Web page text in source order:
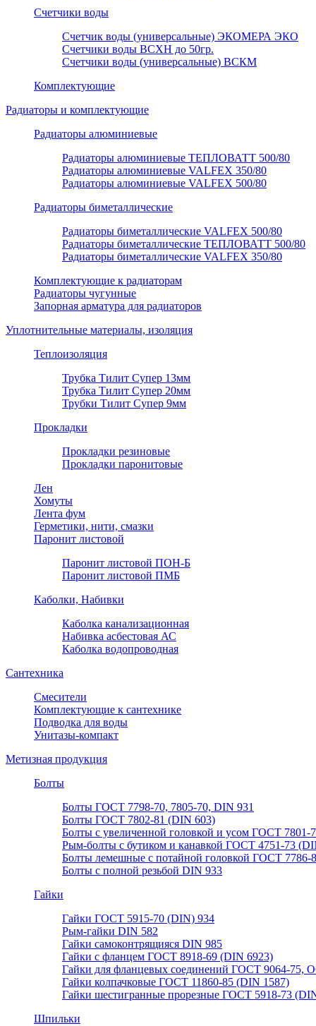
Счетчики воды
Счетчик воды (универсальные) ЭКОМЕРА ЭКО
Счетчики воды ВСХН до 50гр.
Счетчики воды (универсальные) ВСКМ
Комплектующие
Радиаторы и комплектующие
Радиаторы алюминиевые
Радиаторы алюминиевые ТЕПЛОВАТТ 500/80
Радиаторы алюминиевые VALFEX 350/80
Радиаторы алюминиевые VALFEX 500/80
Радиаторы биметаллические
Радиаторы биметаллические VALFEX 500/80
Радиаторы биметаллические ТЕПЛОВАТТ 500/80
Радиаторы биметаллические VALFEX 350/80
Комплектующие к радиаторам
Радиаторы чугунные
Запорная арматура для радиаторов
Уплотнительные материалы, изоляция
Теплоизоляция
Трубка Тилит Супер 13мм
Трубка Тилит Супер 20мм
Трубки Тилит Супер 9мм
Прокладки
Прокладки резиновые
Прокладки паронитовые
Лен
Хомуты
Лента фум
Герметики, нити, смазки
Паронит листовой
Паронит листовой ПОН-Б
Паронит листовой ПМБ
Каболки, Набивки
Каболка канализационная
Набивка асбестовая АС
Каболка водопроводная
Сантехника
Смесители
Комплектующие к сантехнике
Подводка для воды
Унитазы-компакт
Метизная продукция
Болты
Болты ГОСТ 7798-70, 7805-70, DIN 931
Болты ГОСТ 7802-81 (DIN 603)
Болты с увеличенной головкой и усом ГОСТ 7801-
Рым-болты с бутиком и канавкой ГОСТ 4751-73
Болты лемешные с потайной головкой ГОСТ 7786-
Болты с полной резьбой DIN 933
Гайки
Гайки ГОСТ 5915-70 (DIN) 934
Рым-гайки DIN 582
Гайки самоконтрящияся DIN 985
Гайки с фланцем ГОСТ 8918-69 (DIN 6923)
Гайки для фланцевых соединений ГОСТ 9064-75,
Гайки колпачковые ГОСТ 11860-85 (DIN 1587)
Гайки шестигранные прорезные ГОСТ 5918-73
Шпильки